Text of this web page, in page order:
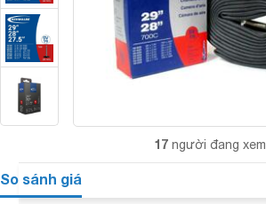
17 người đang xem
So sánh giá